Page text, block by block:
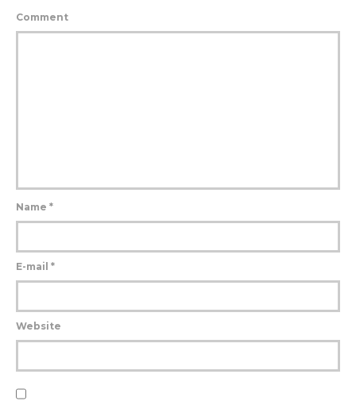
Comment
Name *
E-mail *
Website